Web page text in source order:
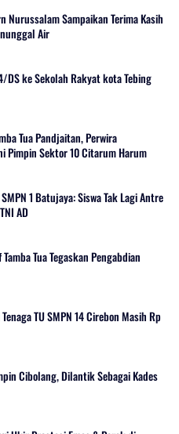
Nurussalam Sampaikan Terima Kasih
Air
ke Sekolah Rakyat kota Tebing
Tua Pandjaitan, Perwira
Pimpin Sektor 10 Citarum Harum
1 Batujaya: Siswa Tak Lagi Antre
AD
Tua Tegaskan Pengabdian
TU SMPN 14 Cirebon Masih Rp
Cibolang, Dilantik Sebagai Kades